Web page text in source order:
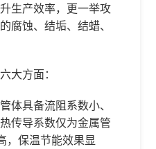
生产效率，更一举攻
腐蚀、结垢、结蜡、
大方面：
管体具备流阻系数小、
传导系数仅为金属管
，保温节能效果显